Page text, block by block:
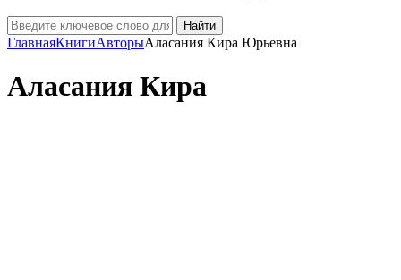
Найти
ГлавнаяКнигиАвторыАласания Кира Юрьевна
Аласания Кира